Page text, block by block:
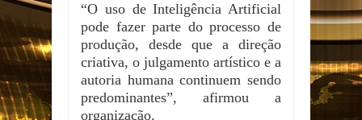
“O uso de Inteligência Artificial
pode fazer parte do processo de
produção, desde que a direção
criativa, o julgamento artístico e a
autoria humana continuem sendo
predominantes”, afirmou a
organização.